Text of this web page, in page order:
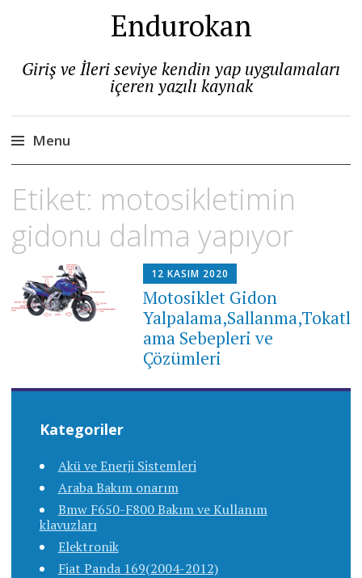
Endurokan
Giriş ve İleri seviye kendin yap uygulamaları
içeren yazılı kaynak
Menu
to
Etiket: motosikletimin
gidonu dalma yapıyor
12 KASIM 2020
Motosiklet Gidon
Yalpalama,Sallanma,Tokatl
ama Sebepleri ve
Çözümleri
Kategoriler
Akü ve Enerji Sistemleri
Araba Bakım onarım
Bmw F650-F800 Bakım ve Kullanım
klavuzları
Elektronik
Fiat Panda 169(2004-2012)